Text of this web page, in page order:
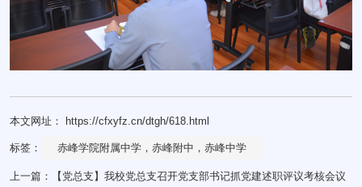
本文网址： https://cfxyfz.cn/dtgh/618.html
标签： 赤峰学院附属中学，赤峰附中，赤峰中学
上一篇：
【党总支】我校党总支召开党支部书记抓党建述职评议考核会议